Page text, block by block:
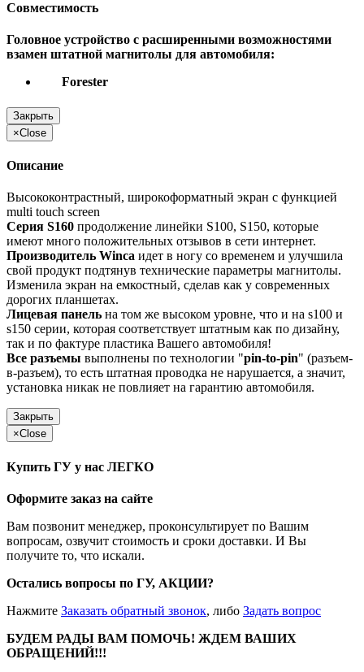
Совместимость
Головное устройство с расширенными возможностями
взамен штатной магнитолы для автомобиля:
Forester
Закрыть
×Close
Описание
Высококонтрастный, широкоформатный экран с функцией
multi touch screen
Серия S160 продолжение линейки S100, S150, которые
имеют много положительных отзывов в сети интернет.
Производитель Winca идет в ногу со временем и улучшила
свой продукт подтянув технические параметры магнитолы.
Изменила экран на емкостный, сделав как у современных
дорогих планшетах.
Лицевая панель на том же высоком уровне, что и на s100 и
s150 серии, которая соответствует штатным как по дизайну,
так и по фактуре пластика Вашего автомобиля!
Все разъемы выполнены по технологии "pin-to-pin" (разъем-
в-разъем), то есть штатная проводка не нарушается, а значит,
установка никак не повлияет на гарантию автомобиля.
Закрыть
×Close
Купить ГУ у нас ЛЕГКО
Оформите заказ на сайте
Вам позвонит менеджер, проконсультирует по Вашим
вопросам, озвучит стоимость и сроки доставки. И Вы
получите то, что искали.
Остались вопросы по ГУ, АКЦИИ?
Нажмите Заказать обратный звонок, либо Задать вопрос
БУДЕМ РАДЫ ВАМ ПОМОЧЬ! ЖДЕМ ВАШИХ
ОБРАЩЕНИЙ!!!